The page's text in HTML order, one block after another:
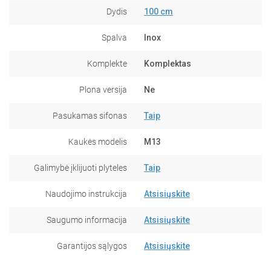
Dydis 100 cm
Spalva Inox
Komplekte Komplektas
Plona versija Ne
Pasukamas sifonas Taip
Kaukės modelis M13
Galimybė įklijuoti plyteles Taip
Naudojimo instrukcija Atsisiųskite
Saugumo informacija Atsisiųskite
Garantijos sąlygos Atsisiųskite